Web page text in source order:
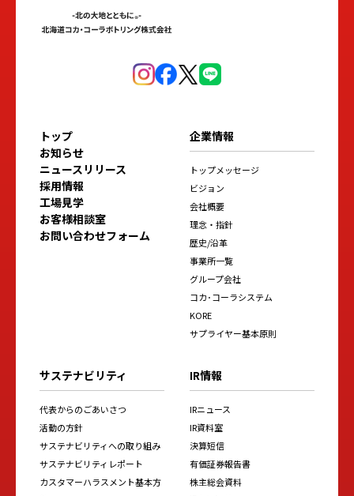
トップ
お知らせ
ニュースリリース
採用情報
工場見学
お客様相談室
お問い合わせフォーム
企業情報
トップメッセージ
ビジョン
会社概要
理念・指針
歴史/沿革
事業所一覧
グループ会社
コカ･コーラシステム
KORE
サプライヤー基本原則
サステナビリティ
代表からのごあいさつ
活動の方針
サステナビリティへの取り組み
サステナビリティレポート
カスタマーハラスメント基本方
IR情報
IRニュース
IR資料室
決算短信
有価証券報告書
株主総会資料